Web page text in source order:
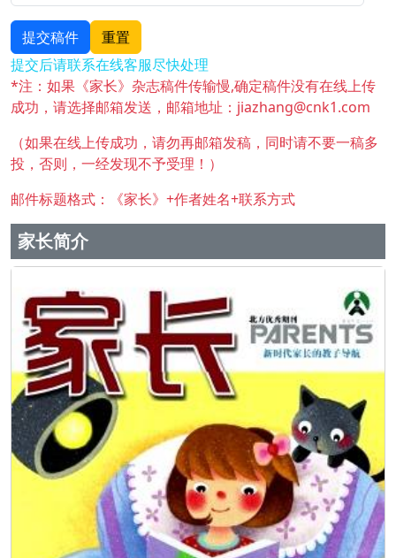
提交稿件
重置
提交后请联系在线客服尽快处理
*注：如果《家长》杂志稿件传输慢,确定稿件没有在线上传
成功，请选择邮箱发送，邮箱地址：jiazhang@cnk1.com
（如果在线上传成功，请勿再邮箱发稿，同时请不要一稿多
投，否则，一经发现不予受理！）
邮件标题格式：《家长》+作者姓名+联系方式
家长简介